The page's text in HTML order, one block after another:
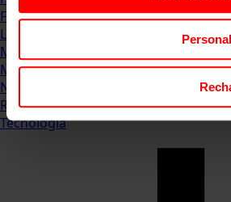
Formación & Estudios
Luxury
Management
Marketing & Comunicación
Negocios
Recursos Humanos
Tecnología